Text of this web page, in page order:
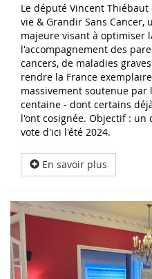
Le député Vincent
vie & Grandir Sans Cancer,
majeure visant à optimiser
l'accompagnement des
cancers, de maladies
rendre la France
massivement soutenue
centaine - dont certains
l'ont cosignée. Objectif :
vote d'ici l'été 2024.
En savoir plus